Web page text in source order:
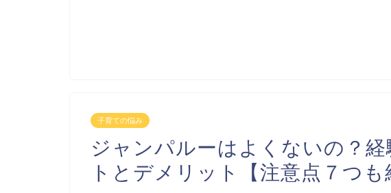
子育ての悩み
ジャンパルーはよくないの？
トとデメリット【注意点７つも